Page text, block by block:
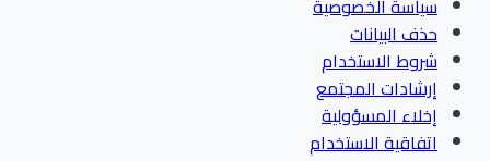
سياسة الخصوصية
حذف البيانات
شروط الاستخدام
إرشادات المجتمع
إخلاء المسؤولية
اتفاقية الاستخدام